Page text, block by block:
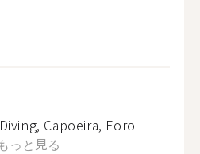
Capoeira, Foro
もっと見る